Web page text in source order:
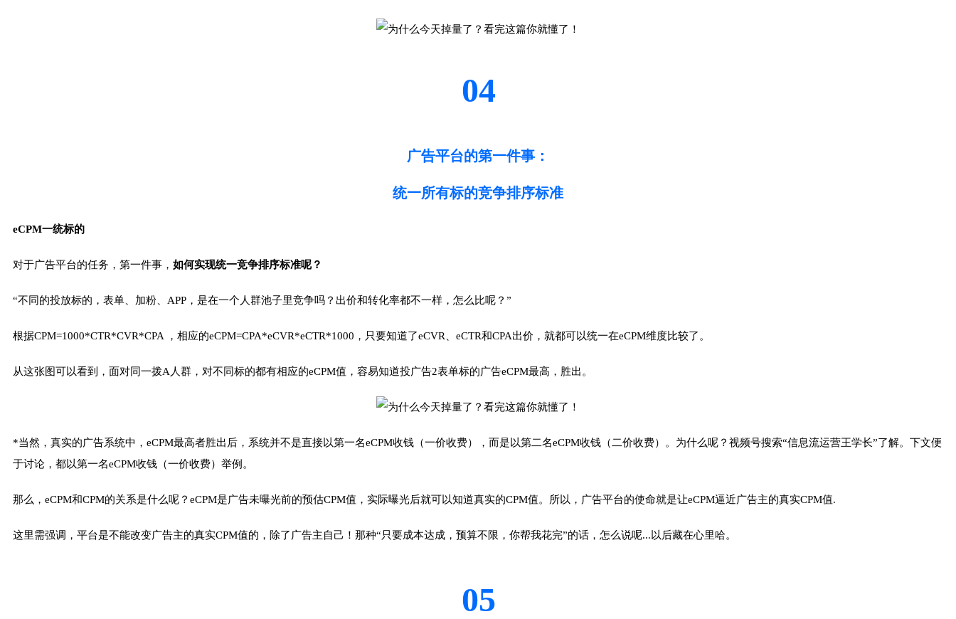
04
广告平台的第一件事：
统一所有标的竞争排序标准
eCPM一统标的
对于广告平台的任务，第一件事， 如何实现统一竞争排序标准呢？
“不同的投放标的，表单、加粉、APP，是在一个人群池子里竞争吗？出价和转化率都不一样，怎么比呢？”
根据CPM=1000*CTR*CVR*CPA ，相应的eCPM=CPA*eCVR*eCTR*1000，只要知道了eCVR、eCTR和CPA出价，就都可以统一在eCPM维度比较了。
从这张图可以看到，面对同一拨A人群，对不同标的都有相应的eCPM值，容易知道投广告2表单标的广告eCPM最高，胜出。
*当然，真实的广告系统中，eCPM最高者胜出后，系统并不是直接以第一名eCPM收钱（一价收费），而是以第二名eCPM收钱（二价收费）。为什么呢？视频号搜索“信息流运营王学长”了解。下文便
于讨论，都以第一名eCPM收钱（一价收费）举例。
那么，eCPM和CPM的关系是什么呢？eCPM是广告未曝光前的预估CPM值，实际曝光后就可以知道真实的CPM值。所以，广告平台的使命就是让eCPM逼近广告主的真实CPM值.
这里需强调，平台是不能改变广告主的真实CPM值的，除了广告主自己！那种“只要成本达成，预算不限，你帮我花完”的话，怎么说呢...以后藏在心里哈。
05